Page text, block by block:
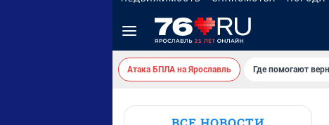
Атака БПЛА на Ярославль Где помогают